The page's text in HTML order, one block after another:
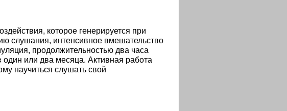
которое генерируется при
слушания, интенсивное вмешательство
продолжительностью два часа
или два месяца. Активная работа
научиться слушать свой